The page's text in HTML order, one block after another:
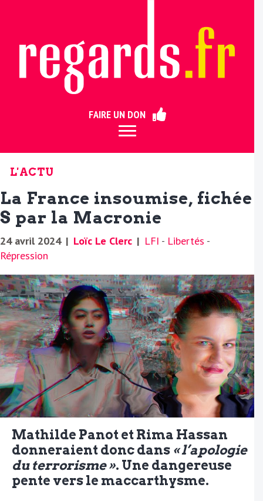
FAIRE UN DON
L'ACTU
La France insoumise, fichée
S par la Macronie
24 avril 2024 | Loïc Le Clerc | LFI - Libertés -
Répression
Mathilde Panot et Rima Hassan
donneraient donc dans « l’apologie
du terrorisme ». Une dangereuse
pente vers le maccarthysme.